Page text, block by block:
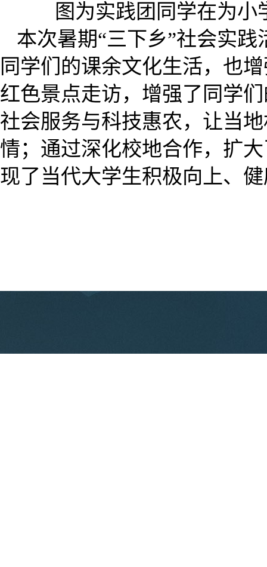
图为实践团同学在为
本次暑期“三下乡”社会实
同学们的课余文化生活，也
红色景点走访，增强了同学
社会服务与科技惠农，让当
情；通过深化校地合作，扩
现了当代大学生积极向上、